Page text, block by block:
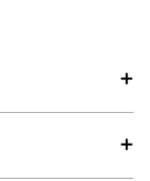
+
+